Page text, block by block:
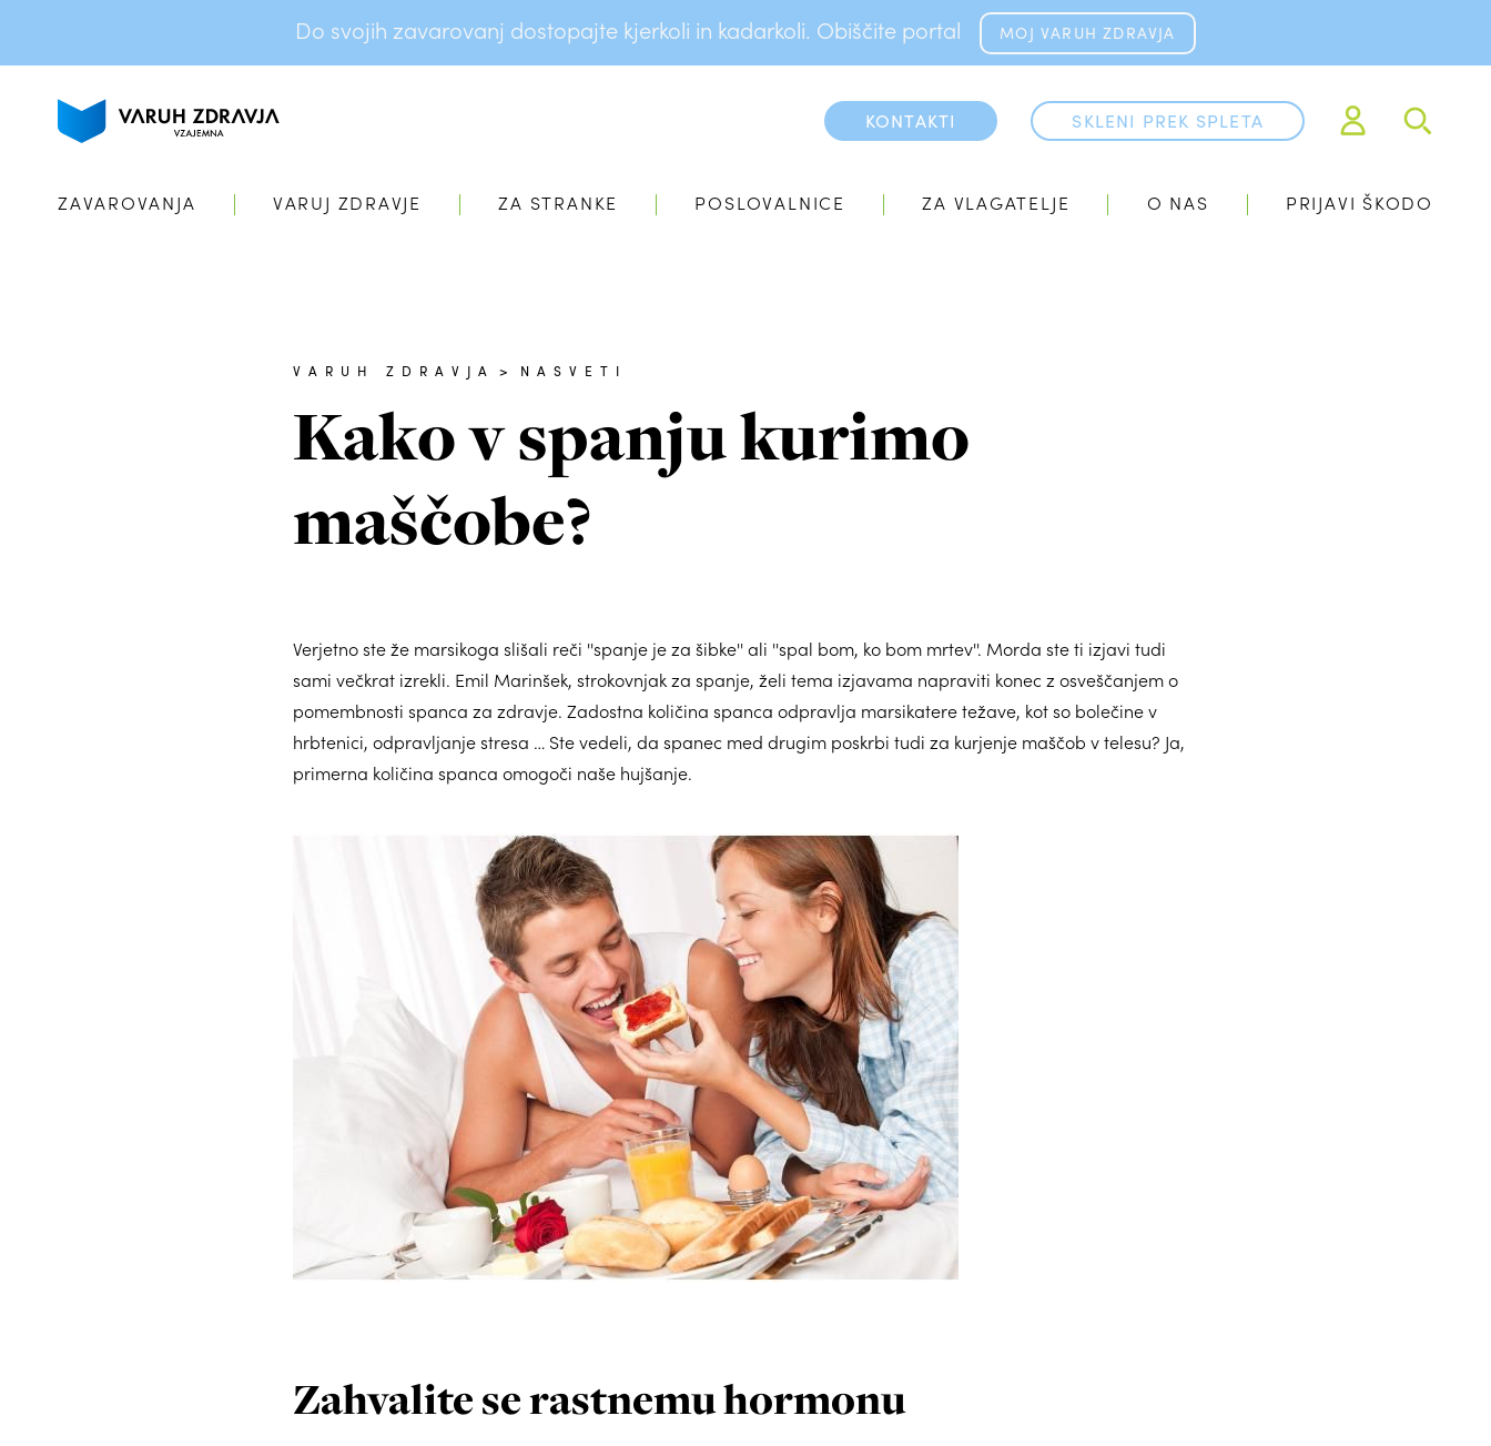
Do svojih zavarovanj dostopajte kjerkoli in kadarkoli. Obiščite portal MOJ VARUH ZDRAVJA
KONTAKTI SKLENI PREK SPLETA
ZAVAROVANJA VARUJ ZDRAVJE ZA STRANKE POSLOVALNICE ZA VLAGATELJE O NAS PRIJAVI ŠKODO
VARUH ZDRAVJA > NASVETI
Kako v spanju kurimo
maščobe?
Verjetno ste že marsikoga slišali reči ''spanje je za šibke'' ali ''spal bom, ko bom mrtev''. Morda ste ti izjavi tudi
sami večkrat izrekli. Emil Marinšek, strokovnjak za spanje, želi tema izjavama napraviti konec z osveščanjem o
pomembnosti spanca za zdravje. Zadostna količina spanca odpravlja marsikatere težave, kot so bolečine v
hrbtenici, odpravljanje stresa … Ste vedeli, da spanec med drugim poskrbi tudi za kurjenje maščob v telesu? Ja,
primerna količina spanca omogoči naše hujšanje.
Zahvalite se rastnemu hormonu